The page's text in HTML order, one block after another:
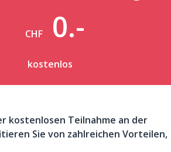
CHF 0.-
kostenlos
kostenlosen Teilnahme an der
Sie von zahlreichen Vorteilen,